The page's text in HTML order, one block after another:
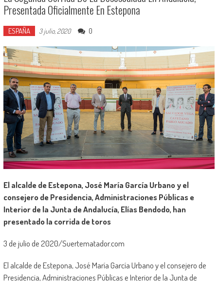
Presentada Oficialmente En Estepona
ESPAÑA 3 julio, 2020 0
El alcalde de Estepona, José María García Urbano y el
consejero de Presidencia, Administraciones Públicas e
Interior de la Junta de Andalucía, Elías Bendodo, han
presentado la corrida de toros
3 de julio de 2020/Suertematador.com
El alcalde de Estepona, José María García Urbano y el consejero de
Presidencia, Administraciones Públicas e Interior de la Junta de